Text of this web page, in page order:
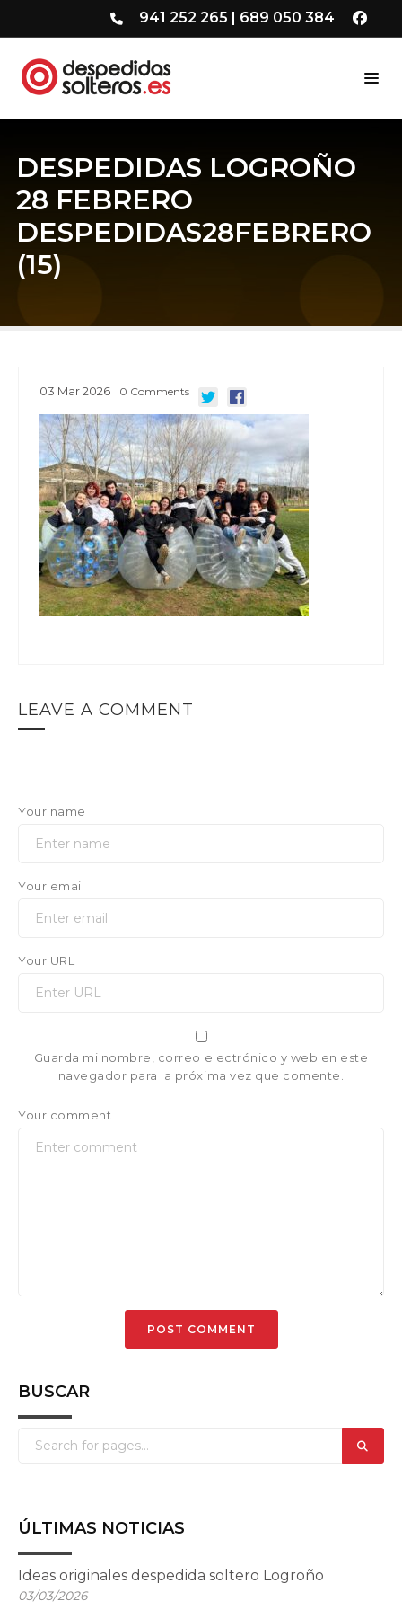
941 252 265 | 689 050 384
DESPEDIDAS LOGROÑO
28 FEBRERO
DESPEDIDAS28FEBRERO
(15)
03 Mar2026 0 Comments
LEAVE A COMMENT
Your name
Your email
Your URL
Guarda mi nombre, correo electrónico y web en este
navegador para la próxima vez que comente.
Your comment
BUSCAR
ÚLTIMAS NOTICIAS
Ideas originales despedida soltero Logroño
03/03/2026